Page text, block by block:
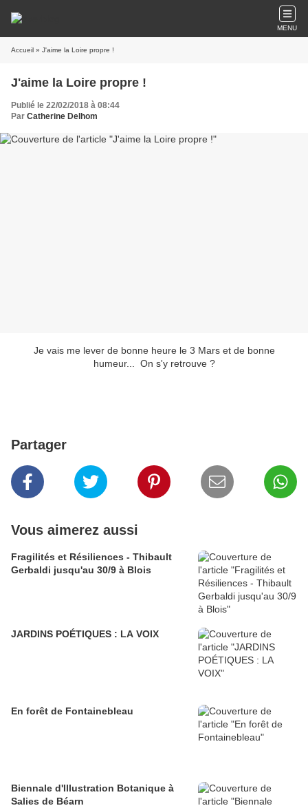
MENU
Accueil » J'aime la Loire propre !
J'aime la Loire propre !
Publié le 22/02/2018 à 08:44
Par Catherine Delhom
Je vais me lever de bonne heure le 3 Mars et de bonne
humeur... On s'y retrouve ?
Partager
Vous aimerez aussi
Fragilités et Résiliences - Thibault
Gerbaldi jusqu'au 30/9 à Blois
JARDINS POÉTIQUES : LA VOIX
En forêt de Fontainebleau
Biennale d'Illustration Botanique à
Salies de Béarn